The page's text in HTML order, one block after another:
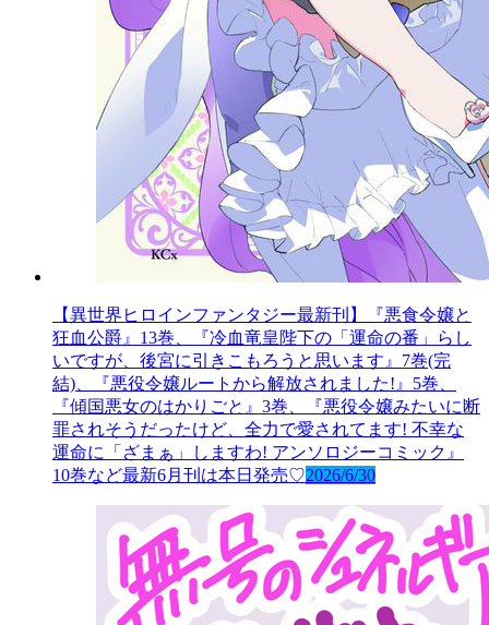
【異世界ヒロインファンタジー最新刊】『悪食令嬢と
狂血公爵』13巻、『冷血竜皇陛下の「運命の番」らし
いですが、後宮に引きこもろうと思います』7巻(完
結)、『悪役令嬢ルートから解放されました!』5巻、
『傾国悪女のはかりごと』3巻、『悪役令嬢みたいに断
罪されそうだったけど、全力で愛されてます! 不幸な
運命に「ざまぁ」しますわ! アンソロジーコミック』
10巻など最新6月刊は本日発売♡2026/6/30